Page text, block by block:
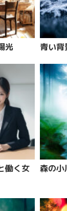
光 青い
働く女
森の小